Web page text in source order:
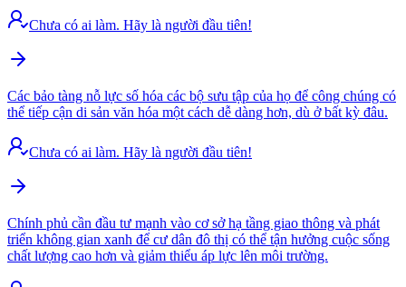
Chưa có ai làm. Hãy là người đầu tiên!
Các bảo tàng nỗ lực số hóa các bộ sưu tập của họ để công chúng có
thể tiếp cận di sản văn hóa một cách dễ dàng hơn, dù ở bất kỳ đâu.
Chưa có ai làm. Hãy là người đầu tiên!
Chính phủ cần đầu tư mạnh vào cơ sở hạ tầng giao thông và phát
triển không gian xanh để cư dân đô thị có thể tận hưởng cuộc sống
chất lượng cao hơn và giảm thiểu áp lực lên môi trường.